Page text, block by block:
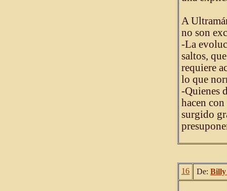
A
no son
-La
saltos,
requiere
lo que
-Quienes
hacen
surgido
16 De: Billy